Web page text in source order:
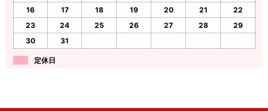
16
17 18 19 20 21
22
23
24 25 26 27 28
29
30
31
定休日